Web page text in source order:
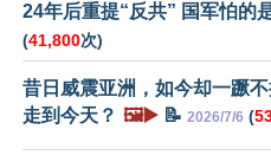
24年后重提“反共” 国军怕的
(41,800次)
昔日威震亚洲，如今却一蹶
走到今天？ 🖼️▶️ 📝 2026/7/6 (